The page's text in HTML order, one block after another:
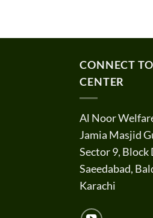
CONNECT
CENTER
Al Noor
Jamia Masjid
Sector 9, Block
Saeedabad,
Karachi